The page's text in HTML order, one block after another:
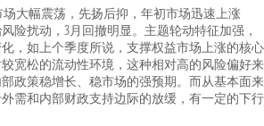
场大幅震荡，先扬后抑，年初市场迅速上涨
险扰动，3月回撤明显。主题轮动特征加强，
，如上个季度所说，支撑权益市场上涨的核心
宽松的流动性环境，这种相对高的风险偏好来
政策稳增长、稳市场的强预期。而从基本面来
需和内部财政支持边际的放缓，有一定的下行